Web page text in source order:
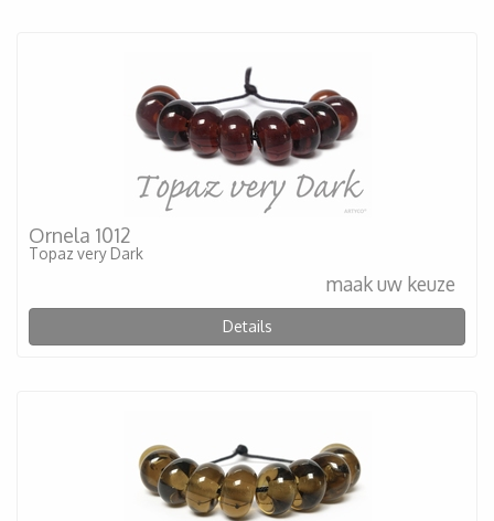
Ornela 1012
Topaz very Dark
maak uw keuze
Details